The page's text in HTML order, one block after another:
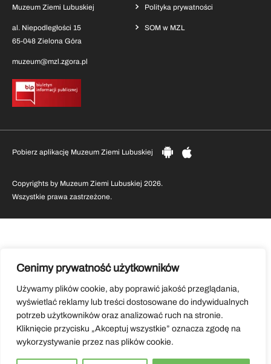
Cenimy prywatność użytkowników
Używamy plików cookie, aby poprawić jakość przeglądania,
wyświetlać reklamy lub treści dostosowane do indywidualnych
potrzeb użytkowników oraz analizować ruch na stronie.
Kliknięcie przycisku „Akceptuj wszystkie” oznacza zgodę na
wykorzystywanie przez nas plików cookie.
Muzeum Ziemi Lubuskiej
al. Niepodległości 15
65-048 Zielona Góra
muzeum@mzl.zgora.pl
Polityka prywatności
SOM w MZL
Copyrights by Muzeum Ziemi Lubuskiej 2026.
Wszystkie prawa zastrzeżone.
Pobierz aplikację Muzeum Ziemi Lubuskiej